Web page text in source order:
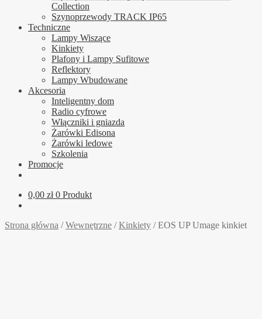
Collection
Szynoprzewody TRACK IP65
Techniczne
Lampy Wiszące
Kinkiety
Plafony i Lampy Sufitowe
Reflektory
Lampy Wbudowane
Akcesoria
Inteligentny dom
Radio cyfrowe
Włączniki i gniazda
Żarówki Edisona
Żarówki ledowe
Szkolenia
Promocje
0,00 zł 0 Produkt
Strona główna /Wewnętrzne /Kinkiety /EOS UP Umage kinkiet